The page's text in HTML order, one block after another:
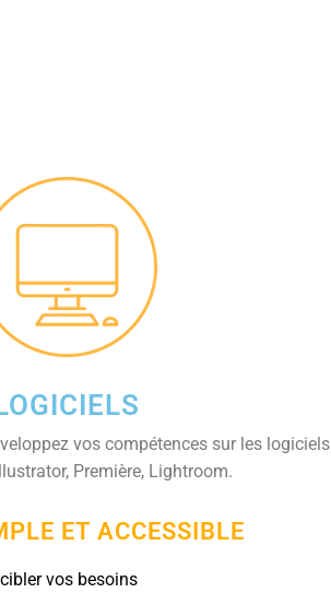
vos compétences sur les logiciels
Première, Lightroom.
ET ACCESSIBLE
vos besoins